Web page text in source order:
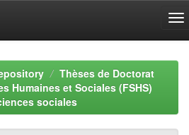
Thèses de Doctorat
Humaines et Sociales (FSHS)
sociales